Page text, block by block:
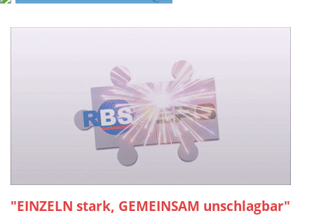
"EINZELN stark, GEMEINSAM unschlagbar"